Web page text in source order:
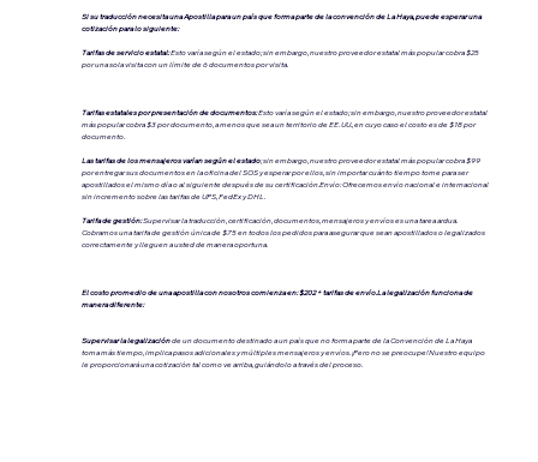
Si su traducción necesita una Apostilla para un país que forma parte de la convención de La Haya, puede esperar una
cotización para lo siguiente:
Tarifas de servicio estatal:Esto varía según el estado; sin embargo, nuestro proveedor estatal más popular cobra $25
por una sola visita con un límite de 6 documentos por visita.
Tarifas estatales por presentación de documentos:Esto varía según el estado; sin embargo, nuestro proveedor estatal
más popular cobra $3 por documento, a menos que sea un territorio de EE. UU., en cuyo caso el costo es de $18 por
documento.
Las tarifas de los mensajeros varían según el estado; sin embargo, nuestro proveedor estatal más popular cobra $99
por entregar sus documentos en la oficina del SOS y esperar por ellos, sin importar cuánto tiempo tome para ser
apostillados el mismo día o al siguiente después de su certificación.Envío: Ofrecemos envío nacional e internacional
sin incremento sobre las tarifas de UPS, FedEx y DHL.
Tarifa de gestión:Supervisar la traducción, certificación, documentos, mensajeros y envíos es una tarea ardua.
Cobramos una tarifa de gestión única de $75 en todos los pedidos para asegurar que sean apostillados o legalizados
correctamente y lleguen a usted de manera oportuna.
El costo promedio de una apostilla con nosotros comienza en: $202 + tarifas de envío.La legalización funciona de
manera diferente:
Supervisar la legalizaciónde un documento destinado a un país que no forma parte de la Convención de La Haya
toma más tiempo, implica pasos adicionales y múltiples mensajeros y envíos. ¡Pero no se preocupe! Nuestro equipo
le proporcionará una cotización tal como ve arriba, guiándolo a través del proceso.